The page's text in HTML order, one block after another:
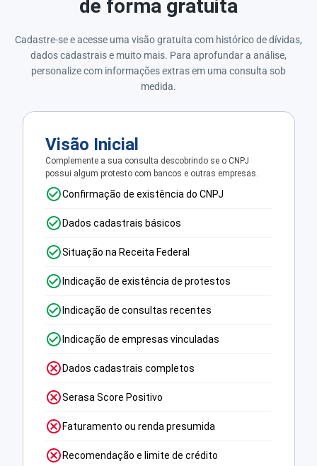
de forma gratuita
Cadastre-se e acesse uma visão gratuita com histórico de dívidas,
dados cadastrais e muito mais. Para aprofundar a análise,
personalize com informações extras em uma consulta sob
medida.
Visão Inicial
Complemente a sua consulta descobrindo se o CNPJ
possui algum protesto com bancos e outras empresas.
Confirmação de existência do CNPJ
Dados cadastrais básicos
Situação na Receita Federal
Indicação de existência de protestos
Indicação de consultas recentes
Indicação de empresas vinculadas
Dados cadastrais completos
Serasa Score Positivo
Faturamento ou renda presumida
Recomendação e limite de crédito